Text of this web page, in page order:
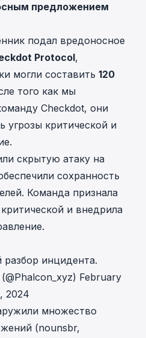
предложением
подал вредоносное
Protocol,
могли составить 120
того как мы
Checkdot, они
угрозы критической и
скрытую атаку на
сохранность
Команда признала
и внедрила
инцидента.
February
2024
множество
(nounsbr,